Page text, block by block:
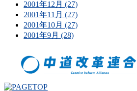
2001年12月 (27)
2001年11月 (27)
2001年10月 (27)
2001年9月 (28)